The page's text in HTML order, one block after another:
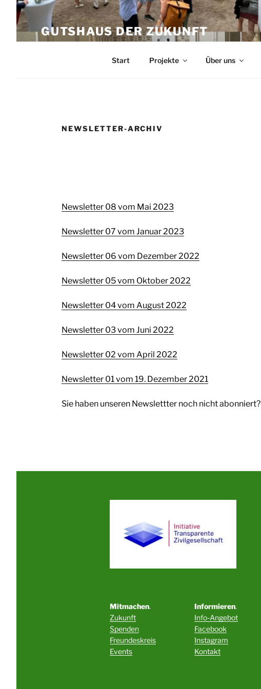
Zum
Inhalt
springenGUTSHAUS DER ZUKUNFT
Start Projekte Über uns
NEWSLETTER-ARCHIV
Newsletter 08 vom Mai 2023
Newsletter 07 vom Januar 2023
Newsletter 06 vom Dezember 2022
Newsletter 05 vom Oktober 2022
Newsletter 04 vom August 2022
Newsletter 03 vom Juni 2022
Newsletter 02 vom April 2022
Newsletter 01 vom 19. Dezember 2021
Sie haben unseren Newslettter noch nicht abonniert?
Mitmachen.
Zukunft
Spenden
Freundeskreis
Events
Informieren.
Info-Angebot
Facebook
Instagram
Kontakt